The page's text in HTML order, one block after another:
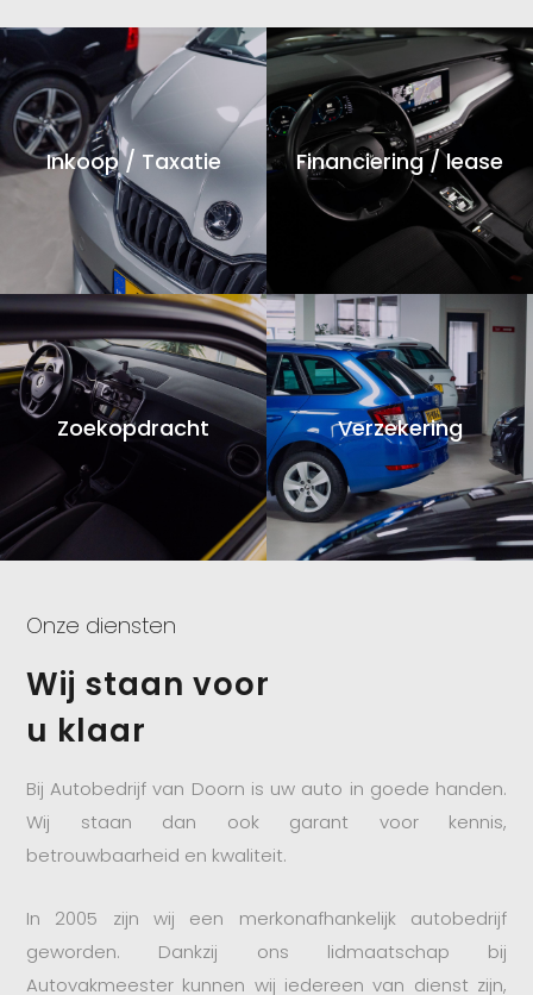
Inkoop / Taxatie Financiering / lease
Zoekopdracht Verzekering
Onze diensten
Wij staan voor
u klaar
Bij Autobedrijf van Doorn is uw auto in goede handen.
Wij staan dan ook garant voor kennis,
betrouwbaarheid en kwaliteit.
In 2005 zijn wij een merkonafhankelijk autobedrijf
geworden. Dankzij ons lidmaatschap bij
Autovakmeester kunnen wij iedereen van dienst zijn,